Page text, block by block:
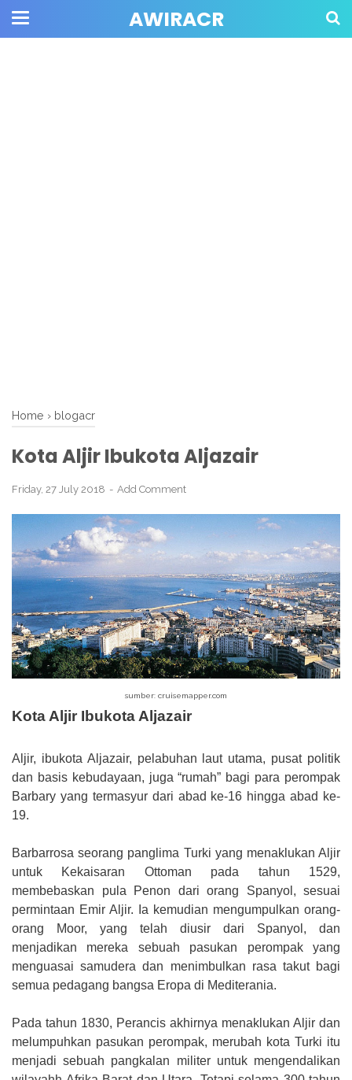
AWIRACR
Home › blogacr
Kota Aljir Ibukota Aljazair
Friday, 27 July 2018 Add Comment
sumber: cruisemapper.com
Kota Aljir Ibukota Aljazair
Aljir, ibukota Aljazair, pelabuhan laut utama, pusat politik
dan basis kebudayaan, juga “rumah” bagi para perompak
Barbary yang termasyur dari abad ke-16 hingga abad ke-
19.
Barbarrosa seorang panglima Turki yang menaklukan Aljir
untuk Kekaisaran Ottoman pada tahun 1529,
membebaskan pula Penon dari orang Spanyol, sesuai
permintaan Emir Aljir. Ia kemudian mengumpulkan orang-
orang Moor, yang telah diusir dari Spanyol, dan
menjadikan mereka sebuah pasukan perompak yang
menguasai samudera dan menimbulkan rasa takut bagi
semua pedagang bangsa Eropa di Mediterania.
Pada tahun 1830, Perancis akhirnya menaklukan Aljir dan
melumpuhkan pasukan perompak, merubah kota Turki itu
menjadi sebuah pangkalan militer untuk mengendalikan